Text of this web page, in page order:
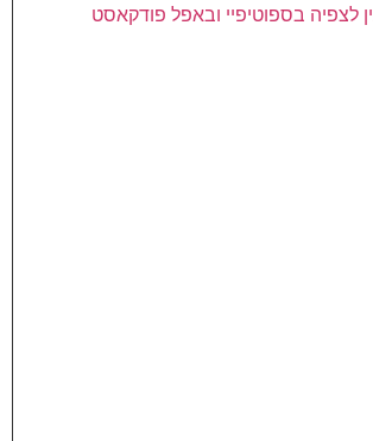
לצפיה בספוטיפיי ובאפל פודקאסט